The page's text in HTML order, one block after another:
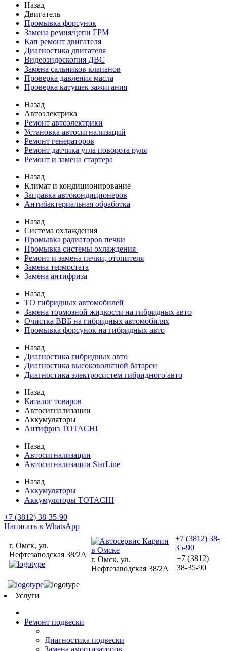
Назад
Двигатель
Промывка форсунок
Замена ремня/цепи ГРМ
Кап ремонт двигателя
Диагностика двигателя
Видеоэндоскопия ДВС
Замена сальников клапанов
Проверка давления масла
Проверка катушек зажигания
Назад
Автоэлектрика
Ремонт автоэлектрики
Установка автосигнализаций
Ремонт генераторов
Ремонт датчика угла поворота руля
Ремонт и замена стартера
Назад
Климат и кондиционирование
Заправка автокондиционеров
Антибактериальная обработка
Назад
Система охлаждения
Промывка радиаторов печки
Промывка системы охлаждения
Ремонт и замена печки, отопителя
Замена термостата
Замена антифриза
Назад
ТО гибридных автомобилей
Замена тормозной жидкости на гибридных авто
Очистка ВВБ на гибридных автомобилях
Промывка форсунок на гибридных авто
Назад
Диагностика гибридных авто
Диагностика высоковольтной батареи
Диагностика электросистем гибридного авто
Назад
Каталог товаров
Автосигнализации
Аккумуляторы
Антифриз TOTACHI
Назад
Автосигнализации
Автосигнализации StarLine
Назад
Аккумуляторы
Аккумуляторы TOTACHI
+7 (3812) 38-35-90
Написать в WhatsApp
г. Омск, ул.
Нефтезаводская 38/2А
г. Омск, ул.
Нефтезаводская 38/2А
+7 (3812) 38-
35-90
+7 (3812)
38-35-90
Услуги
Ремонт подвески
Диагностика подвески
Замена амортизаторов